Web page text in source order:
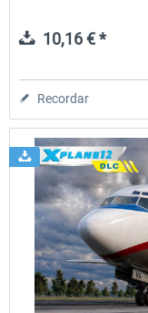
10,16 € *
Recordar